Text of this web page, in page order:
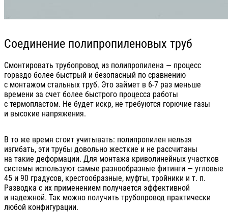
Соединение полипропиленовых труб
Смонтировать трубопровод из полипропилена — процесс
гораздо более быстрый и безопасный по сравнению
с монтажом стальных труб. Это займет в 6-7 раз меньше
времени за счет более быстрого процесса работы
с термопластом. Не будет искр, не требуются горючие газы
и высокие напряжения.
В то же время стоит учитывать: полипропилен нельзя
изгибать, эти трубы довольно жесткие и не рассчитаны
на такие деформации. Для монтажа криволинейных участков
системы используют самые разнообразные фитинги — угловые
45 и 90 градусов, крестообразные, муфты, тройники и т. п.
Разводка с их применением получается эффективной
и надежной. Так можно получить трубопровод практически
любой конфигурации.